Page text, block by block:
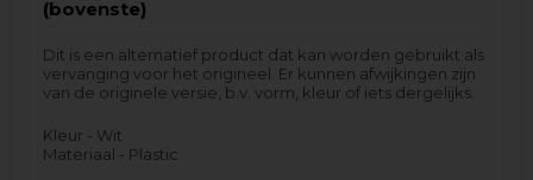
(bovenste)
Dit is een alternatief product dat kan worden gebruikt als
vervanging voor het origineel. Er kunnen afwijkingen zijn
van de originele versie, b.v. vorm, kleur of iets dergelijks.
Kleur - Wit
Materiaal - Plastic